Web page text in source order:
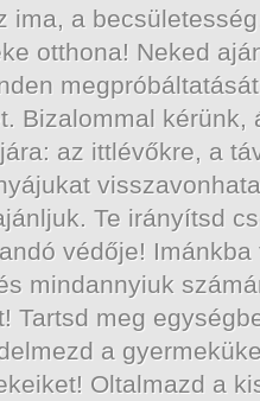
ima, a
otthona! Neked
Bizalommal kérünk,
az ittlévőkre, a
Te irányítsd
védője!
mindannyiuk
Tartsd meg
a
Oltalmazd a